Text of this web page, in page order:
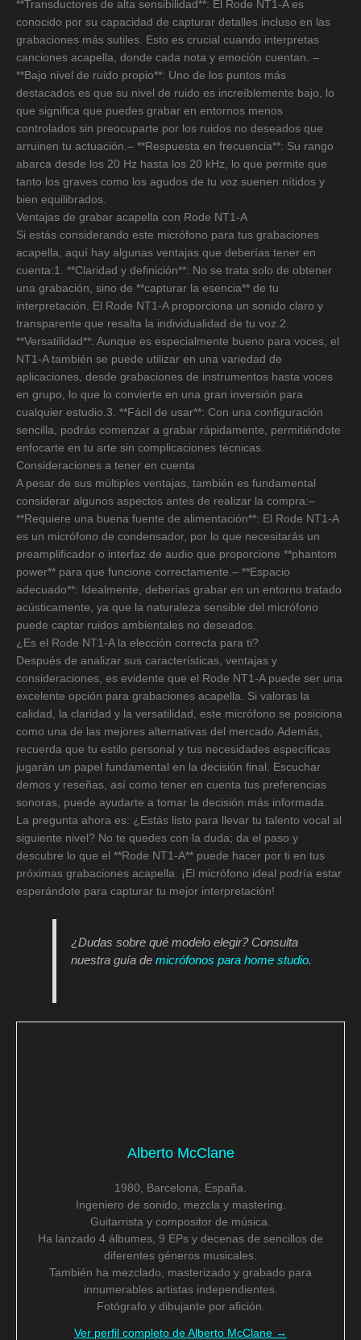
**Transductores de alta sensibilidad**: El Rode NT1-A es
conocido por su capacidad de capturar detalles incluso en las
grabaciones más sutiles. Esto es crucial cuando interpretas
canciones acapella, donde cada nota y emoción cuentan. –
**Bajo nivel de ruido propio**: Uno de los puntos más
destacados es que su nivel de ruido es increíblemente bajo, lo
que significa que puedes grabar en entornos menos
controlados sin preocuparte por los ruidos no deseados que
arruinen tu actuación.– **Respuesta en frecuencia**: Su rango
abarca desde los 20 Hz hasta los 20 kHz, lo que permite que
tanto los graves como los agudos de tu voz suenen nítidos y
bien equilibrados.
Ventajas de grabar acapella con Rode NT1-A
Si estás considerando este micrófono para tus grabaciones
acapella, aquí hay algunas ventajas que deberías tener en
cuenta:1. **Claridad y definición**: No se trata solo de obtener
una grabación, sino de **capturar la esencia** de tu
interpretación. El Rode NT1-A proporciona un sonido claro y
transparente que resalta la individualidad de tu voz.2.
**Versatilidad**: Aunque es especialmente bueno para voces, el
NT1-A también se puede utilizar en una variedad de
aplicaciones, desde grabaciones de instrumentos hasta voces
en grupo, lo que lo convierte en una gran inversión para
cualquier estudio.3. **Fácil de usar**: Con una configuración
sencilla, podrás comenzar a grabar rápidamente, permitiéndote
enfocarte en tu arte sin complicaciones técnicas.
Consideraciones a tener en cuenta
A pesar de sus múltiples ventajas, también es fundamental
considerar algunos aspectos antes de realizar la compra:–
**Requiere una buena fuente de alimentación**: El Rode NT1-A
es un micrófono de condensador, por lo que necesitarás un
preamplificador o interfaz de audio que proporcione **phantom
power** para que funcione correctamente.– **Espacio
adecuado**: Idealmente, deberías grabar en un entorno tratado
acústicamente, ya que la naturaleza sensible del micrófono
puede captar ruidos ambientales no deseados.
¿Es el Rode NT1-A la elección correcta para ti?
Después de analizar sus características, ventajas y
consideraciones, es evidente que el Rode NT1-A puede ser una
excelente opción para grabaciones acapella. Si valoras la
calidad, la claridad y la versatilidad, este micrófono se posiciona
como una de las mejores alternativas del mercado.Además,
recuerda que tu estilo personal y tus necesidades específicas
jugarán un papel fundamental en la decisión final. Escuchar
demos y reseñas, así como tener en cuenta tus preferencias
sonoras, puede ayudarte a tomar la decisión más informada.
La pregunta ahora es: ¿Estás listo para llevar tu talento vocal al
siguiente nivel? No te quedes con la duda; da el paso y
descubre lo que el **Rode NT1-A** puede hacer por ti en tus
próximas grabaciones acapella. ¡El micrófono ideal podría estar
esperándote para capturar tu mejor interpretación!
¿Dudas sobre qué modelo elegir? Consulta
nuestra guía demicrófonos para home studio.
Alberto McClane
1980, Barcelona, España.
Ingeniero de sonido, mezcla y mastering.
Guitarrista y compositor de música.
Ha lanzado 4 álbumes, 9 EPs y decenas de sencillos de
diferentes géneros musicales.
También ha mezclado, masterizado y grabado para
innumerables artistas independientes.
Fotógrafo y dibujante por afición.
Ver perfil completo de Alberto McClane →